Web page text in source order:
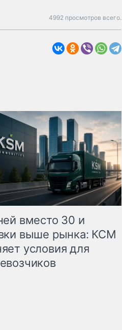
4992 просмотров всего.
вместо 30 и
выше рынка: КСМ
условия для